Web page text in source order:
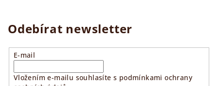
Odebírat newsletter
E-mail
Vložením e-mailu souhlasíte s podmínkami ochrany